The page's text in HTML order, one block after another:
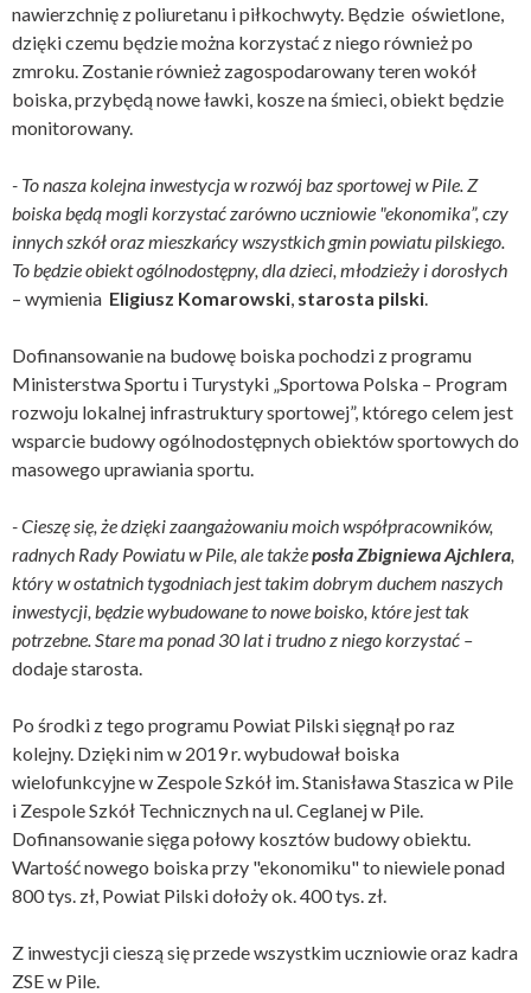
nawierzchnię z poliuretanu i piłkochwyty. Będzie oświetlone,
dzięki czemu będzie można korzystać z niego również po
zmroku. Zostanie również zagospodarowany teren wokół
boiska, przybędą nowe ławki, kosze na śmieci, obiekt będzie
monitorowany.
- To nasza kolejna inwestycja w rozwój baz sportowej w Pile. Z
boiska będą mogli korzystać zarówno uczniowie "ekonomika”, czy
innych szkół oraz mieszkańcy wszystkich gmin powiatu pilskiego.
To będzie obiekt ogólnodostępny, dla dzieci, młodzieży i dorosłych
– wymienia Eligiusz Komarowski, starosta pilski.
Dofinansowanie na budowę boiska pochodzi z programu
Ministerstwa Sportu i Turystyki „Sportowa Polska – Program
rozwoju lokalnej infrastruktury sportowej”, którego celem jest
wsparcie budowy ogólnodostępnych obiektów sportowych do
masowego uprawiania sportu.
- Cieszę się, że dzięki zaangażowaniu moich współpracowników,
radnych Rady Powiatu w Pile, ale takżeposła Zbigniewa Ajchlera,
który w ostatnich tygodniach jest takim dobrym duchem naszych
inwestycji, będzie wybudowane to nowe boisko, które jest tak
potrzebne. Stare ma ponad 30 lat i trudno z niego korzystać –
dodaje starosta.
Po środki z tego programu Powiat Pilski sięgnął po raz
kolejny. Dzięki nim w 2019 r. wybudował boiska
wielofunkcyjne w Zespole Szkół im. Stanisława Staszica w Pile
i Zespole Szkół Technicznych na ul. Ceglanej w Pile.
Dofinansowanie sięga połowy kosztów budowy obiektu.
Wartość nowego boiska przy "ekonomiku" to niewiele ponad
800 tys. zł, Powiat Pilski dołoży ok. 400 tys. zł.
Z inwestycji cieszą się przede wszystkim uczniowie oraz kadra
ZSE w Pile.